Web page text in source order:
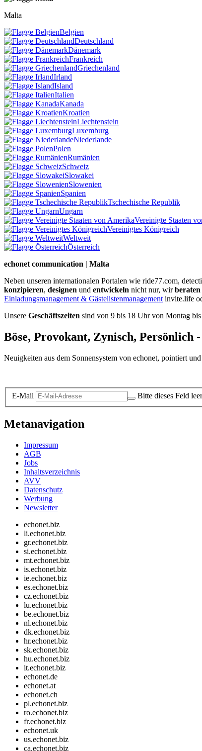
Malta
Belgien
Deutschland
Dänemark
Frankreich
Griechenland
Irland
Island
Italien
Kanada
Kroatien
Liechtenstein
Luxemburg
Niederlande
Polen
Rumänien
Schweiz
Slowakei
Slowenien
Spanien
Tschechische Republik
Ungarn
Vereinigte Staaten
Vereinigtes Königreich
Weltweit
Österreich
echonet communication | Malta
Neben unseren internationalen Portalen wie ride77.com,
konzipieren, designen und entwickeln nicht nur, wirberaten
Einladungsmanagement & Gästelistenmanagement invite.life
Unsere Geschäftszeiten sind von 9 bis 18 Uhr von Montag bis
Böse, Provokant, Zynisch, Persönlich
Neuigkeiten aus dem Sonnensystem von echonet, pointiert
E-Mail Bitte dieses Feld
Metanavigation
Impressum
AGB
Jobs
Inhaltsverzeichnis
AVV
Datenschutz
Werbung
Newsletter
echonet.biz
li.echonet.biz
gr.echonet.biz
si.echonet.biz
mt.echonet.biz
is.echonet.biz
ie.echonet.biz
es.echonet.biz
cz.echonet.biz
lu.echonet.biz
be.echonet.biz
nl.echonet.biz
dk.echonet.biz
hr.echonet.biz
sk.echonet.biz
hu.echonet.biz
it.echonet.biz
echonet.de
echonet.at
echonet.ch
pl.echonet.biz
ro.echonet.biz
fr.echonet.biz
echonet.uk
us.echonet.biz
ca.echonet.biz